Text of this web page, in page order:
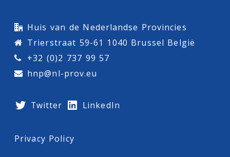
Huis van de Nederlandse Provincies
Trierstraat 59-61 1040 Brussel België
+32 (0)2 737 99 57
hnp@nl-prov.eu
Twitter LinkedIn
Privacy Policy